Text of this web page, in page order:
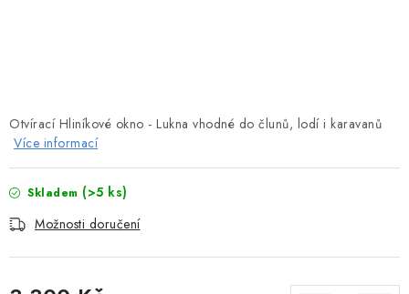
PLASTOVÉ LODĚ A ČLUNY
ŠLAPADLA
VODNÍ SKŮTRY
Otvírací Hliníkové okno - Lukna vhodné do člunů, lodí i karavanů
Více informací
Skladem (>5 ks)
Možnosti doručení